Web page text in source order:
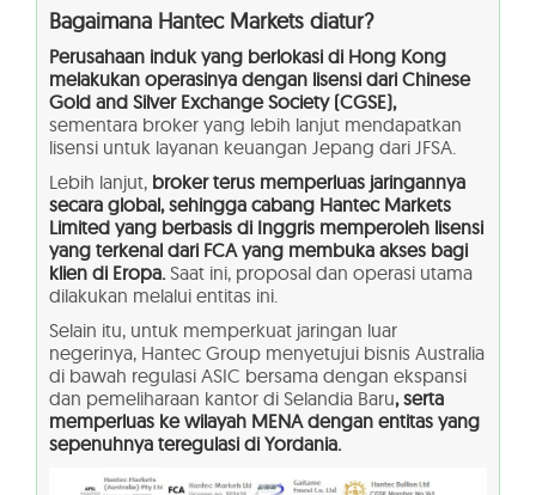
Bagaimana Hantec Markets diatur?
Perusahaan induk yang berlokasi di Hong Kong
melakukan operasinya dengan lisensi dari Chinese
Gold and Silver Exchange Society (CGSE),
sementara broker yang lebih lanjut mendapatkan
lisensi untuk layanan keuangan Jepang dari JFSA.
Lebih lanjut, broker terus memperluas jaringannya
secara global, sehingga cabang Hantec Markets
Limited yang berbasis di Inggris memperoleh lisensi
yang terkenal dari FCA yang membuka akses bagi
klien di Eropa. Saat ini, proposal dan operasi utama
dilakukan melalui entitas ini.
Selain itu, untuk memperkuat jaringan luar
negerinya, Hantec Group menyetujui bisnis Australia
di bawah regulasi ASIC bersama dengan ekspansi
dan pemeliharaan kantor di Selandia Baru, serta
memperluas ke wilayah MENA dengan entitas yang
sepenuhnya teregulasi di Yordania.